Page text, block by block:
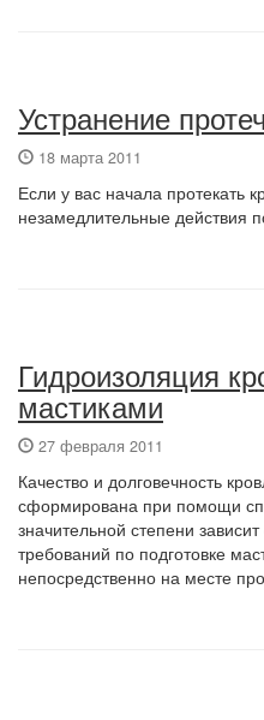
Устранение
18 марта 2011
Если у вас начала протекать
незамедлительные действия
Гидроизоляция
мастиками
27 февраля 2011
Качество и долговечность
сформирована при помощи
значительной степени
требований по подготовке
непосредственно на месте